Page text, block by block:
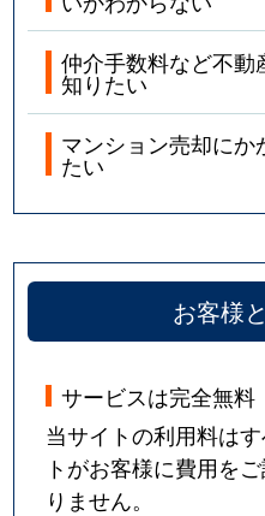
仲介手数料など不
知りたい
マンション売却にか
たい
お客様
サービスは完全無料
当サイトの利用料は
トがお客様に費用を
りません。